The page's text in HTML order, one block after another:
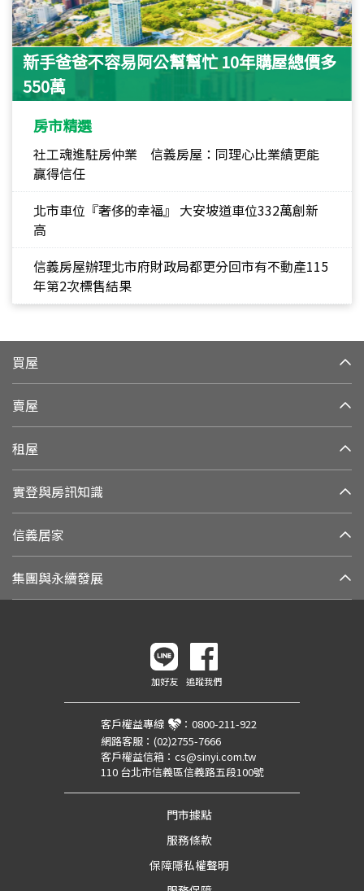
新手爸爸不容易阿公幫幫忙 10年購屋總價多
550萬
房市精選
社工魂進駐房仲業 信義房屋：同理心比業績更能
贏得信任
北市車位『奢侈的幸福』 大安坡道車位332萬創新
高
信義房屋辦理北市府財政局都更分回市有不動產115
年第2次標售結果
買屋
賣屋
租屋
實登與房訊知識
信義居家
集團與永續發展
加好友 追蹤我們
客戶權益專線 ： 0800-211-922
網路客服： (02)2755-7666
客戶權益信箱： cs@sinyi.com.tw
110 台北市信義區信義路五段100號
門市據點
服務條款
保障隱私權聲明